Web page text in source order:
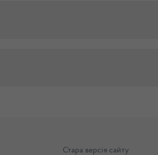
Стара версія сайту